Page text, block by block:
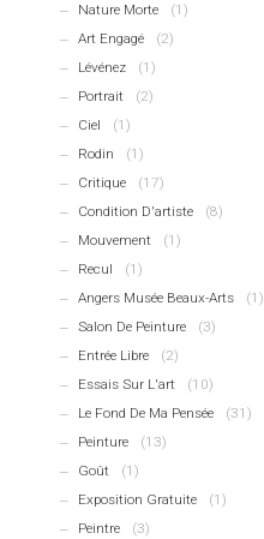
Nature Morte
(1)
Art Engagé
(2)
Lévénez
(1)
Portrait
(2)
Ciel
(1)
Rodin
(1)
Critique
(17)
Condition D'artiste
(8)
Mouvement
(1)
Recul
(1)
Angers Musée Beaux-Arts
(1)
Salon De Peinture
(3)
Entrée Libre
(2)
Essais Sur L'art
(10)
Le Fond De Ma Pensée
(31)
Peinture
(13)
Goût
(1)
Exposition Gratuite
(1)
Peintre
(3)